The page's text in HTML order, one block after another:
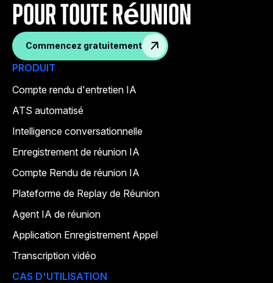
pour toute réunion
Commencez gratuitement
PRODUIT
Compte rendu d'entretien IA
ATS automatisé
Intelligence conversationnelle
Enregistrement de réunion IA
Compte Rendu de réunion IA
Plateforme de Replay de Réunion
Agent IA de réunion
Application Enregistrement Appel
Transcription vidéo
CAS D'UTILISATION